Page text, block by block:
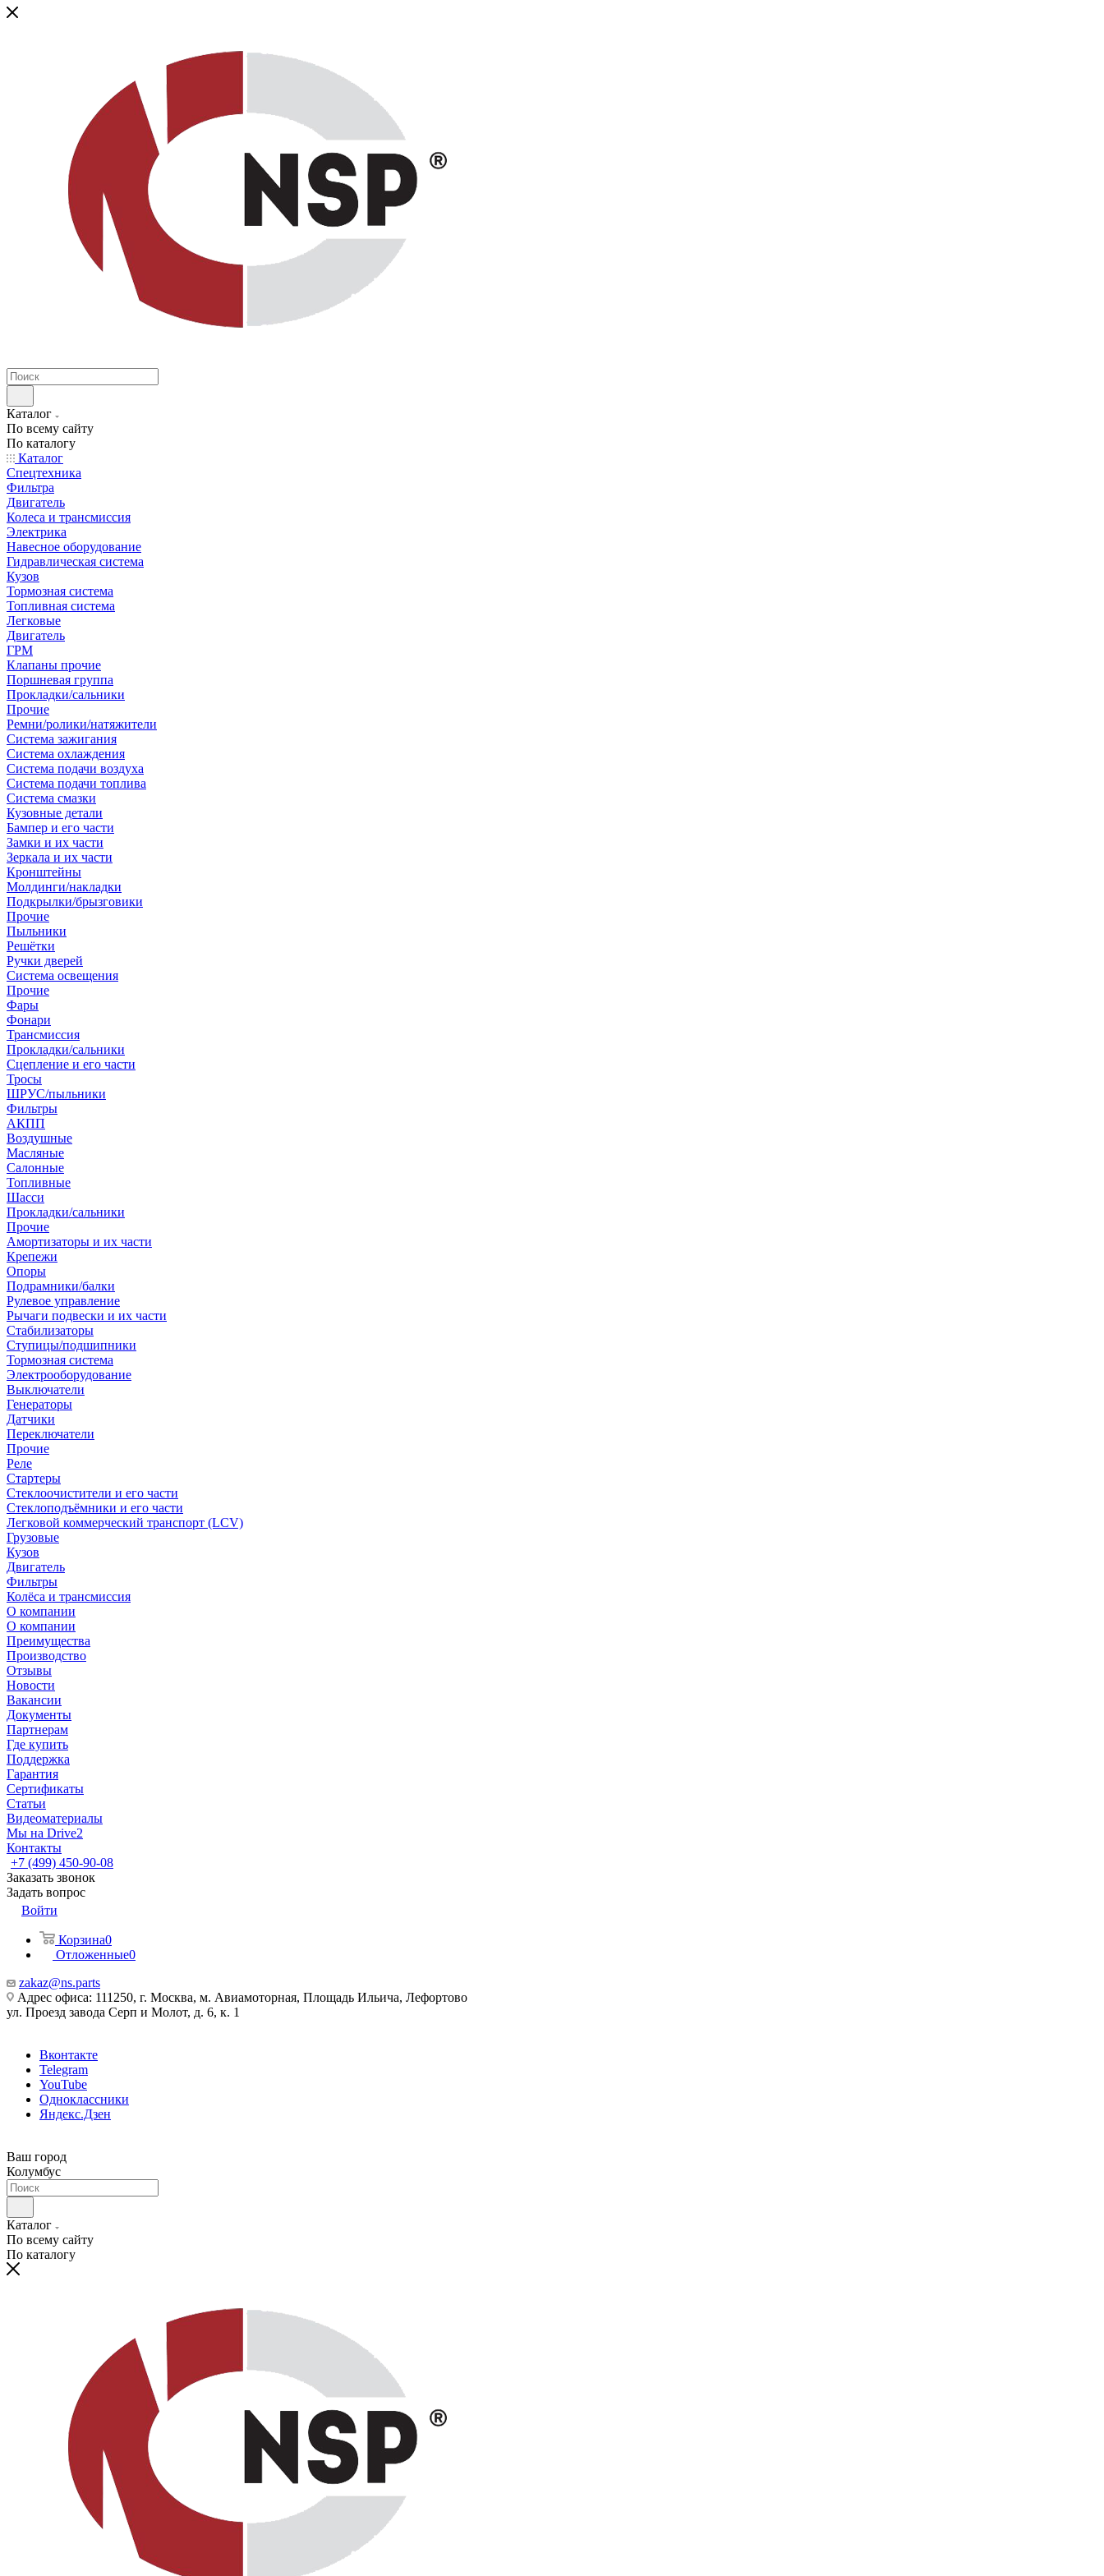
Каталог
По всему сайту
По каталогу
Каталог
Спецтехника
Фильтра
Двигатель
Колеса и трансмиссия
Электрика
Навесное оборудование
Гидравлическая система
Кузов
Тормозная система
Топливная система
Легковые
Двигатель
ГРМ
Клапаны прочие
Поршневая группа
Прокладки/сальники
Прочие
Ремни/ролики/натяжители
Система зажигания
Система охлаждения
Система подачи воздуха
Система подачи топлива
Система смазки
Кузовные детали
Бампер и его части
Замки и их части
Зеркала и их части
Кронштейны
Молдинги/накладки
Подкрылки/брызговики
Прочие
Пыльники
Решётки
Ручки дверей
Система освещения
Прочие
Фары
Фонари
Трансмиссия
Прокладки/сальники
Сцепление и его части
Тросы
ШРУС/пыльники
Фильтры
АКПП
Воздушные
Масляные
Салонные
Топливные
Шасси
Прокладки/сальники
Прочие
Амортизаторы и их части
Крепежи
Опоры
Подрамники/балки
Рулевое управление
Рычаги подвески и их части
Стабилизаторы
Ступицы/подшипники
Тормозная система
Электрооборудование
Выключатели
Генераторы
Датчики
Переключатели
Прочие
Реле
Стартеры
Стеклоочистители и его части
Стеклоподъёмники и его части
Легковой коммерческий транспорт (LCV)
Грузовые
Кузов
Двигатель
Фильтры
Колёса и трансмиссия
О компании
О компании
Преимущества
Производство
Отзывы
Новости
Вакансии
Документы
Партнерам
Где купить
Поддержка
Гарантия
Сертификаты
Статьи
Видеоматериалы
Мы на Drive2
Контакты
+7 (499) 450-90-08
Заказать звонок
Задать вопрос
Войти
Корзина0
Отложенные0
zakaz@ns.parts
Адрес офиса: 111250, г. Москва, м. Авиамоторная, Площадь Ильича, Лефортово
ул. Проезд завода Серп и Молот, д. 6, к. 1
Вконтакте
Telegram
YouTube
Одноклассники
Яндекс.Дзен
Ваш город
Колумбус
Каталог
По всему сайту
По каталогу